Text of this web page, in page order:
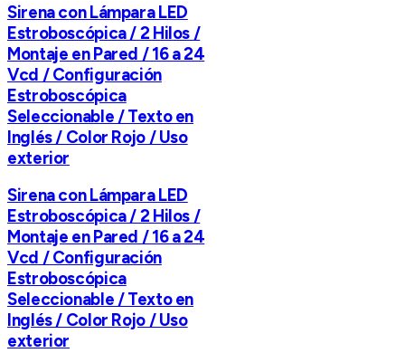
Sirena con Lámpara LED
Estroboscópica / 2 Hilos /
Montaje en Pared / 16 a 24
Vcd / Configuración
Estroboscópica
Seleccionable / Texto en
Inglés / Color Rojo / Uso
exterior
Sirena con Lámpara LED
Estroboscópica / 2 Hilos /
Montaje en Pared / 16 a 24
Vcd / Configuración
Estroboscópica
Seleccionable / Texto en
Inglés / Color Rojo / Uso
exterior